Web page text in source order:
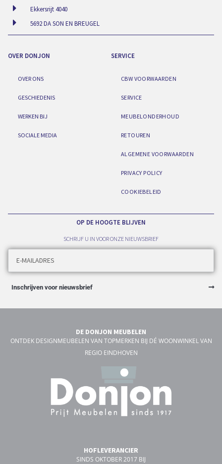
Ekkersrijt 4040
5692 DA SON EN BREUGEL
OVER DONJON
OVER ONS
GESCHIEDENIS
WERKEN BIJ
SOCIALE MEDIA
SERVICE
CBW VOORWAARDEN
SERVICE
MEUBELONDERHOUD
RETOUREN
ALGEMENE VOORWAARDEN
PRIVACY POLICY
COOKIEBELEID
OP DE HOOGTE BLIJVEN
SCHRIJF U IN VOOR ONZE NIEUWSBRIEF
Inschrijven voor nieuwsbrief
DE DONJON MEUBELEN
ONTDEK DESIGNMEUBELEN VAN TOPMERKEN BIJ DÉ WOONWINKEL VAN
REGIO EINDHOVEN
HOFLEVERANCIER
SINDS OKTOBER 2017 BIJ